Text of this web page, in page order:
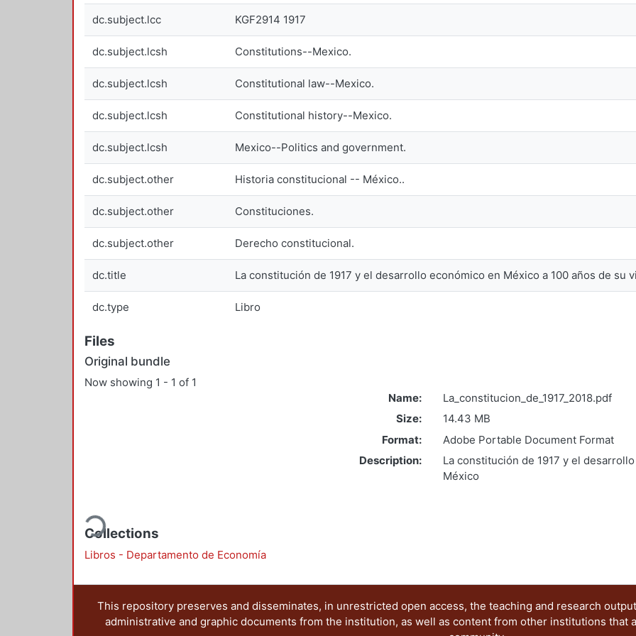
dc.subject.lcc KGF2914 1917
dc.subject.lcsh Constitutions--Mexico.
dc.subject.lcsh Constitutional law--Mexico.
dc.subject.lcsh Constitutional history--Mexico.
dc.subject.lcsh Mexico--Politics and government.
dc.subject.other Historia constitucional -- México..
dc.subject.other Constituciones.
dc.subject.other Derecho constitucional.
dc.title La constitución de 1917 y el desarrollo económico en México a 100 años de su
dc.type Libro
Files
Original bundle
Now showing 1 - 1 of 1
Loading...
Name:
La_constitucion_de_1917_2018.pdf
Size:
14.43 MB
Format:
Adobe Portable Document Format
Description:
La constitución de 1917 y el
México
Collections
Libros - Departamento de Economía
This repository preserves and disseminates, in unrestricted open access, the teaching and research
administrative and graphic documents from the institution, as well as content from other institutions that